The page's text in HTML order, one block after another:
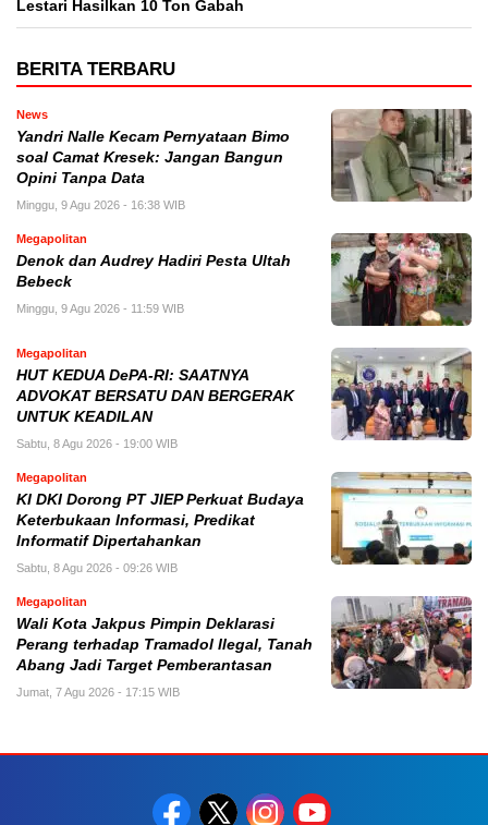
Lestari Hasilkan 10 Ton Gabah
BERITA TERBARU
News
Yandri Nalle Kecam Pernyataan Bimo
soal Camat Kresek: Jangan Bangun
Opini Tanpa Data
Minggu, 9 Agu 2026 - 16:38 WIB
Megapolitan
Denok dan Audrey Hadiri Pesta Ultah
Bebeck
Minggu, 9 Agu 2026 - 11:59 WIB
Megapolitan
HUT KEDUA DePA-RI: SAATNYA
ADVOKAT BERSATU DAN BERGERAK
UNTUK KEADILAN
Sabtu, 8 Agu 2026 - 19:00 WIB
Megapolitan
KI DKI Dorong PT JIEP Perkuat Budaya
Keterbukaan Informasi, Predikat
Informatif Dipertahankan
Sabtu, 8 Agu 2026 - 09:26 WIB
Megapolitan
Wali Kota Jakpus Pimpin Deklarasi
Perang terhadap Tramadol Ilegal, Tanah
Abang Jadi Target Pemberantasan
Jumat, 7 Agu 2026 - 17:15 WIB